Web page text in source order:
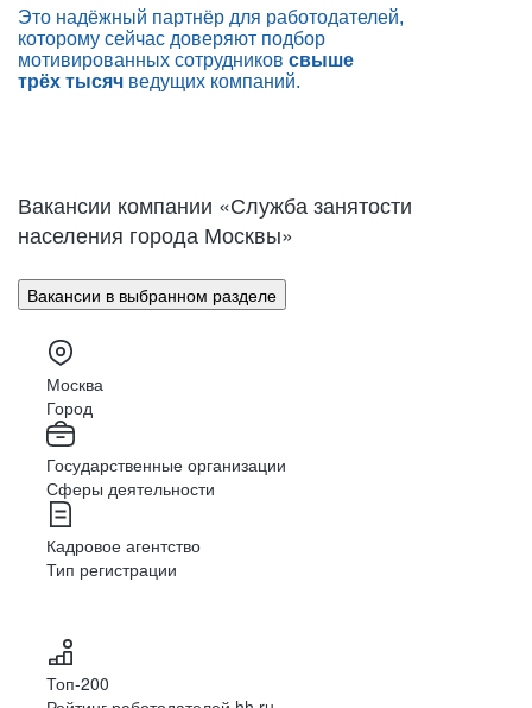
Это надёжный партнёр для работодателей,
которому сейчас доверяют подбор
мотивированных сотрудников свыше
трёх тысяч ведущих компаний.
Вакансии компании «Служба занятости
населения города Москвы»
Вакансии в выбранном разделе
Москва
Город
Государственные организации
Сферы деятельности
Кадровое агентство
Тип регистрации
Топ-200